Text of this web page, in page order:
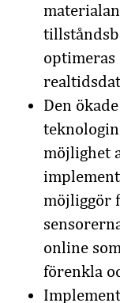
optimeras
Den
möjlighet
möjliggör
online
förenkla